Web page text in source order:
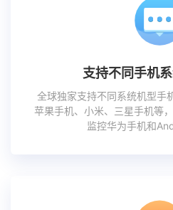
支持不同手机
全球独家支持不同系统机型手
苹果手机、小米、三星手机等
监控华为手机和